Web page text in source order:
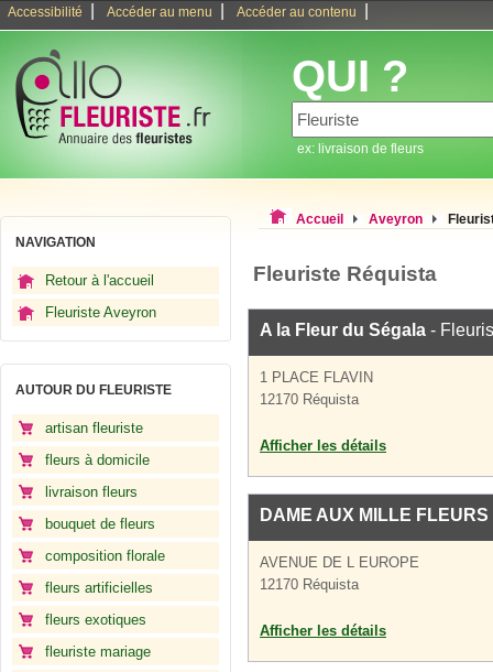
Accessibilité Accéder au menu Accéder au contenu
QUI ?
ex: livraison de fleurs
NAVIGATION
Retour à l'accueil
Fleuriste Aveyron
AUTOUR DU FLEURISTE
artisan fleuriste
fleurs à domicile
livraison fleurs
bouquet de fleurs
composition florale
fleurs artificielles
fleurs exotiques
fleuriste mariage
Accueil Aveyron
Fleuriste Réquista
A la Fleur du Ségala -
1 PLACE FLAVIN
12170 Réquista
Afficher les détails
DAME AUX MILLE FLEURS
AVENUE DE L EUROPE
12170 Réquista
Afficher les détails